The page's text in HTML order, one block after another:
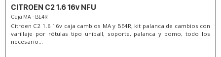
CITROEN C2 1.6 16v NFU
Caja MA - BE4R
Citroen C2 1.6 16v caja cambios MA y BE4R, kit palanca de cambios con
varillaje por rótulas tipo uniball, soporte, palanca y pomo, todo los
necesario...